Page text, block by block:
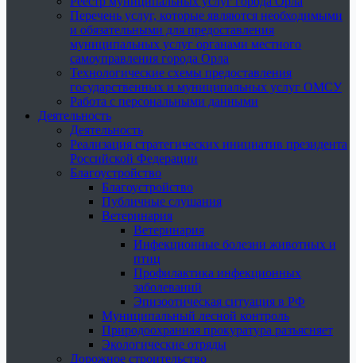
Перечень услуг, которые являются необходимыми
и обязательными для предоставления
муниципальных услуг органами местного
самоуправления города Орла
Технологические схемы предоставления
государственных и муниципальных услуг ОМСУ
Работа с персональными данными
Деятельность
Деятельность
Реализация стратегических инициатив президента
Российской Федерации
Благоустройство
Благоустройство
Публичные слушания
Ветеринария
Ветеринария
Инфекционные болезни животных и
птиц
Профилактика инфекционных
заболеваний
Эпизоотическая ситуация в РФ
Муниципальный лесной контроль
Природоохранная прокуратура разъясняет
Экологические отряды
Дорожное строительство